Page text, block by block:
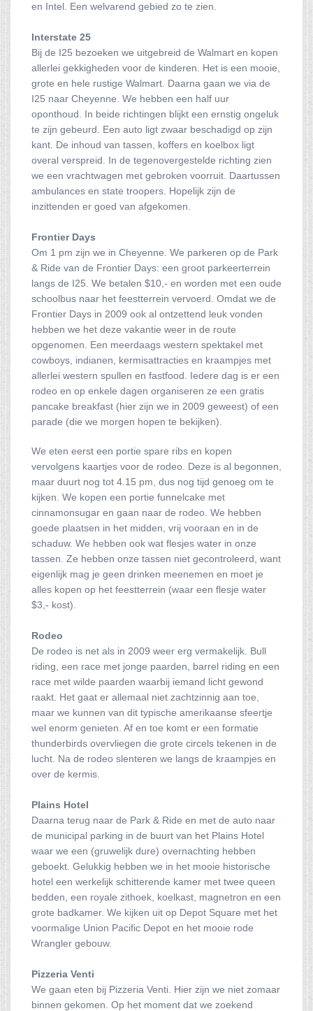
en Intel. Een welvarend gebied zo te zien.
Interstate 25
Bij de I25 bezoeken we uitgebreid de Walmart en kopen
allerlei gekkigheden voor de kinderen. Het is een mooie,
grote en hele rustige Walmart. Daarna gaan we via de
I25 naar Cheyenne. We hebben een half uur
oponthoud. In beide richtingen blijkt een ernstig ongeluk
te zijn gebeurd. Een auto ligt zwaar beschadigd op zijn
kant. De inhoud van tassen, koffers en koelbox ligt
overal verspreid. In de tegenovergestelde richting zien
we een vrachtwagen met gebroken voorruit. Daartussen
ambulances en state troopers. Hopelijk zijn de
inzittenden er goed van afgekomen.
Frontier Days
Om 1 pm zijn we in Cheyenne. We parkeren op de Park
& Ride van de Frontier Days: een groot parkeerterrein
langs de I25. We betalen $10,- en worden met een oude
schoolbus naar het feestterrein vervoerd. Omdat we de
Frontier Days in 2009 ook al ontzettend leuk vonden
hebben we het deze vakantie weer in de route
opgenomen. Een meerdaags western spektakel met
cowboys, indianen, kermisattracties en kraampjes met
allerlei western spullen en fastfood. Iedere dag is er een
rodeo en op enkele dagen organiseren ze een gratis
pancake breakfast (hier zijn we in 2009 geweest) of een
parade (die we morgen hopen te bekijken).
We eten eerst een portie spare ribs en kopen
vervolgens kaartjes voor de rodeo. Deze is al begonnen,
maar duurt nog tot 4.15 pm, dus nog tijd genoeg om te
kijken. We kopen een portie funnelcake met
cinnamonsugar en gaan naar de rodeo. We hebben
goede plaatsen in het midden, vrij vooraan en in de
schaduw. We hebben ook wat flesjes water in onze
tassen. Ze hebben onze tassen niet gecontroleerd, want
eigenlijk mag je geen drinken meenemen en moet je
alles kopen op het feestterrein (waar een flesje water
$3,- kost).
Rodeo
De rodeo is net als in 2009 weer erg vermakelijk. Bull
riding, een race met jonge paarden, barrel riding en een
race met wilde paarden waarbij iemand licht gewond
raakt. Het gaat er allemaal niet zachtzinnig aan toe,
maar we kunnen van dit typische amerikaanse sfeertje
wel enorm genieten. Af en toe komt er een formatie
thunderbirds overvliegen die grote circels tekenen in de
lucht. Na de rodeo slenteren we langs de kraampjes en
over de kermis.
Plains Hotel
Daarna terug naar de Park & Ride en met de auto naar
de municipal parking in de buurt van het Plains Hotel
waar we een (gruwelijk dure) overnachting hebben
geboekt. Gelukkig hebben we in het mooie historische
hotel een werkelijk schitterende kamer met twee queen
bedden, een royale zithoek, koelkast, magnetron en een
grote badkamer. We kijken uit op Depot Square met het
voormalige Union Pacific Depot en het mooie rode
Wrangler gebouw.
Pizzeria Venti
We gaan eten bij Pizzeria Venti. Hier zijn we niet zomaar
binnen gekomen. Op het moment dat we zoekend